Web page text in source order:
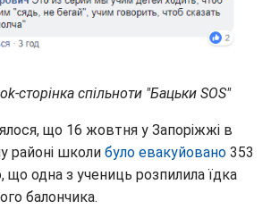
сторінка спільноти "Бацьки SOS"
що 16 жовтня у Запоріжжі в
районі школи було евакуйовано 353
що одна з учениць розпилила їдка
балончика.